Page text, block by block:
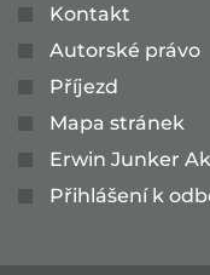
Kontakt
Autorské právo
Příjezd
Mapa stránek
Erwin Junker
Přihlášení k